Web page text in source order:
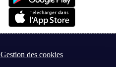
Gestion des cookies